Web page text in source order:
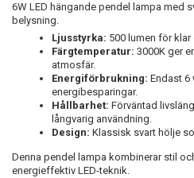
6W LED hängande pendel lampa med
belysning.
Ljusstyrka: 500 lumen för
Färgtemperatur: 3000K ger
atmosfär.
Energiförbrukning: Endast 6
energibesparingar.
Hållbarhet: Förväntad
långvarig användning.
Design: Klassisk svart hölje
Denna pendel lampa kombinerar stil
energieffektiv LED-teknik.